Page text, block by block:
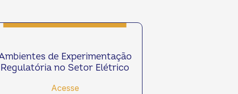
de Experimentação
Regulatória no Setor Elétrico
Acesse